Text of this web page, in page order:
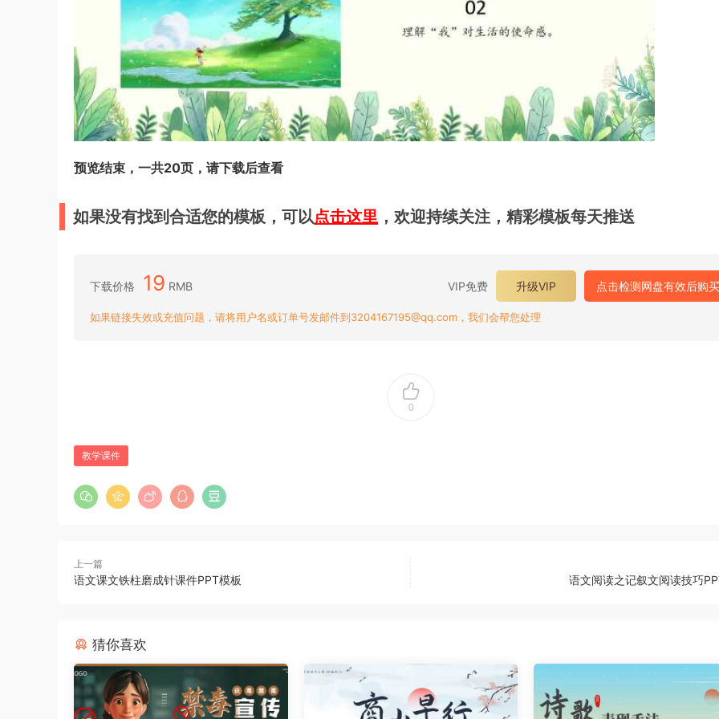
预览结束，一共20页，请下载后查看
如果没有找到合适您的模板，可以点击这里 ，欢迎持续关注，精彩模板每天推送
下载价格 19 RMB VIP免费 升级VIP 点击检测网盘有效后购买
如果链接失效或充值问题，请将用户名或订单号发邮件到3204167195@qq.com，我们会帮您处理
0
教学课件
上一篇
语文课文铁柱磨成针课件PPT模板 语文阅读之记叙文阅读技巧
猜你喜欢